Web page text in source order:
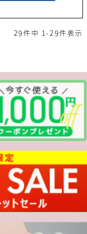
29 件中 1-29件表示